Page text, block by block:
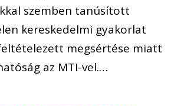
szemben tanúsított
kereskedelmi gyakorlat
megsértése miatt
az MTI-vel.…